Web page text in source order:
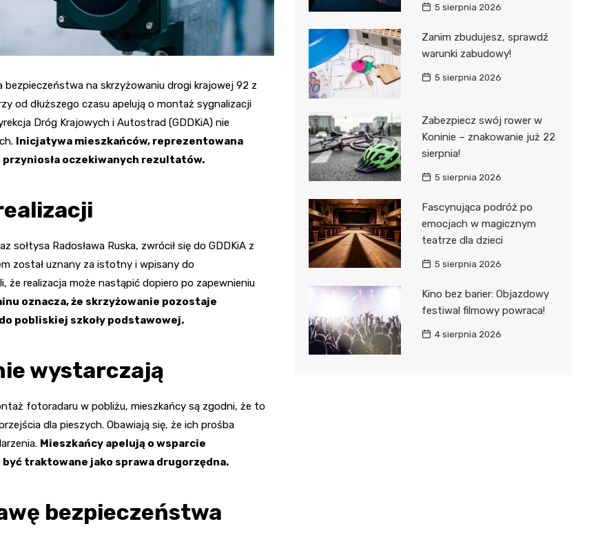
na skrzyżowaniu drogi krajowej 92 z
od dłuższego czasu apelują o montaż sygnalizacji
Dróg Krajowych i Autostrad (GDDKiA) nie
Inicjatywa mieszkańców, reprezentowana
przyniosła oczekiwanych rezultatów.
sołtysa Radosława Ruska, zwrócił się do GDDKiA z
został uznany za istotny i wpisany do
że realizacja może nastąpić dopiero po zapewnieniu
oznacza, że skrzyżowanie pozostaje
pobliskiej szkoły podstawowej.
wystarczają
fotoradaru w pobliżu, mieszkańcy są zgodni, że to
dla pieszych. Obawiają się, że ich prośba
Mieszkańcy apelują o wsparcie
być traktowane jako sprawa drugorzędna.
bezpieczeństwa
5 sierpnia 2026
Zanim zbudujesz, sprawdź
warunki zabudowy!
5 sierpnia 2026
Zabezpiecz swój rower w
Koninie – znakowanie już 22
sierpnia!
5 sierpnia 2026
Fascynująca podróż po
emocjach w magicznym
teatrze dla dzieci
5 sierpnia 2026
Kino bez barier: Objazdowy
festiwal filmowy powraca!
4 sierpnia 2026